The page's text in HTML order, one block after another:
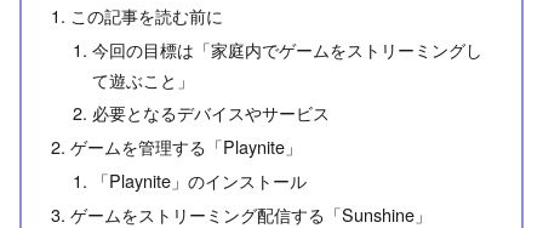
この記事を読む前に
今回の目標は「家庭内でゲームをストリーミングし
て遊ぶこと」
必要となるデバイスやサービス
ゲームを管理する「Playnite」
「Playnite」のインストール
ゲームをストリーミング配信する「Sunshine」